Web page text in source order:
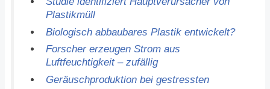
Plastikmüll
Biologisch abbaubares Plastik entwickelt?
Forscher erzeugen Strom aus
Luftfeuchtigkeit – zufällig
Geräuschproduktion bei gestressten